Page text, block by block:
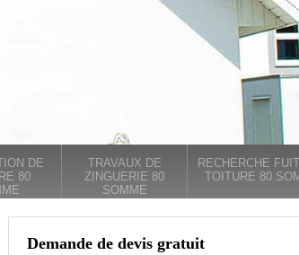
DE
80
TRAVAUX DE
ZINGUERIE 80
SOMME
RECHERCHE
TOITURE 80
Demande de devis gratuit